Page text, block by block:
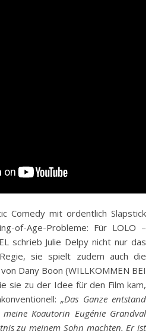
Comedy mit ordentlich Slapstick
of-Age-Probleme: Für LOLO –
schrieb Julie Delpy nicht nur das
sie spielt zudem auch die
Dany Boon (WILLKOMMEN BEI
sie zu der Idee für den Film kam,
„Das Ganze entstand
Koautorin Eugénie Grandval
zu meinem Sohn machten. Er ist